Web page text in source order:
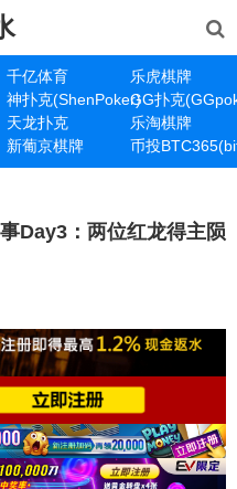
千亿体育
乐虎棋牌
神扑克(ShenPoker)GG扑克
天龙扑克
乐淘棋牌
新葡京棋牌 币投
Day3：两位红龙得主陨